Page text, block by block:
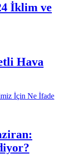
İklim ve
Hava